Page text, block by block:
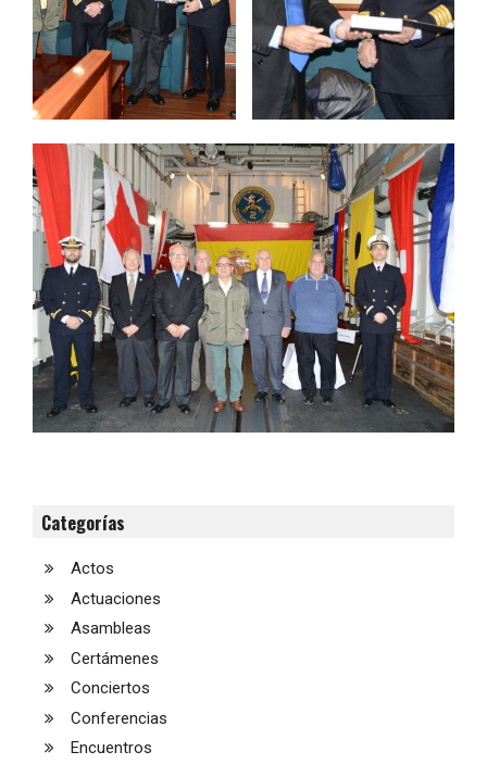
Categorías
Actos
Actuaciones
Asambleas
Certámenes
Conciertos
Conferencias
Encuentros